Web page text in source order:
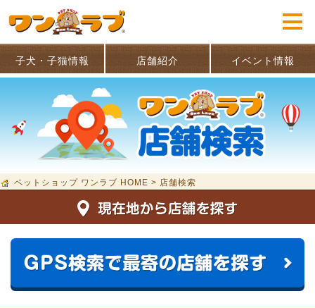
子犬・子猫情報 店舗紹介 イベント情報
ペットショップ ワンラブ HOME > 店舗検索